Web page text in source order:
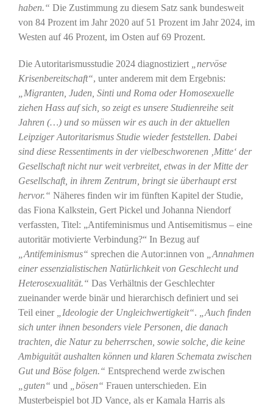
haben.“ Die Zustimmung zu diesem Satz sank bundesweit
von 84 Prozent im Jahr 2020 auf 51 Prozent im Jahr 2024, im
Westen auf 46 Prozent, im Osten auf 69 Prozent.
Die Autoritarismusstudie 2024 diagnostiziert
„nervöse
Krisenbereitschaft“, unter anderem mit dem Ergebnis:
„Migranten, Juden, Sinti und Roma oder Homosexuelle
ziehen Hass auf sich, so zeigt es unsere Studienreihe seit
Jahren (…) und so müssen wir es auch in der aktuellen
Leipziger Autoritarismus Studie wieder feststellen. Dabei
sind diese Ressentiments in der vielbeschworenen ‚Mitte‘ der
Gesellschaft nicht nur weit verbreitet, etwas in der Mitte der
Gesellschaft, in ihrem Zentrum, bringt sie überhaupt erst
hervor.“ Näheres finden wir im fünften Kapitel der Studie,
das Fiona Kalkstein, Gert Pickel und Johanna Niendorf
verfassten, Titel: „Antifeminismus und Antisemitismus – eine
autoritär motivierte Verbindung?“ In Bezug auf
„Antifeminismus“ sprechen die Autor:innen von
„Annahmen
einer essenzialistischen Natürlichkeit von Geschlecht und
Heterosexualität.“ Das Verhältnis der Geschlechter
zueinander werde binär und hierarchisch definiert und sei
Teil einer
„Ideologie der Ungleichwertigkeit“.
„Auch finden
sich unter ihnen besonders viele Personen, die danach
trachten, die Natur zu beherrschen, sowie solche, die keine
Ambiguität aushalten können und klaren Schemata zwischen
Gut und Böse folgen.“ Entsprechend werde zwischen
„guten“ und „bösen“ Frauen unterschieden. Ein
Musterbeispiel bot JD Vance, als er Kamala Harris als